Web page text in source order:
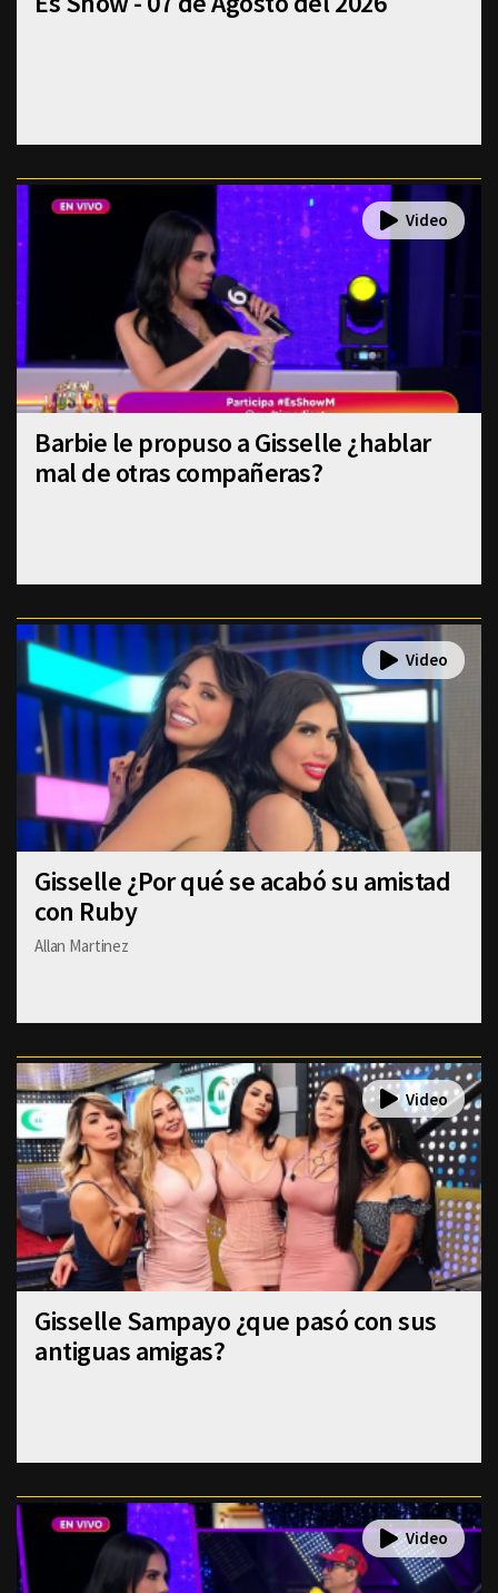
Barbie le propuso a Gisselle ¿hablar
mal de otras compañeras?
Gisselle ¿Por qué se acabó su amistad
con Ruby
Allan Martinez
Gisselle Sampayo ¿que pasó con sus
antiguas amigas?